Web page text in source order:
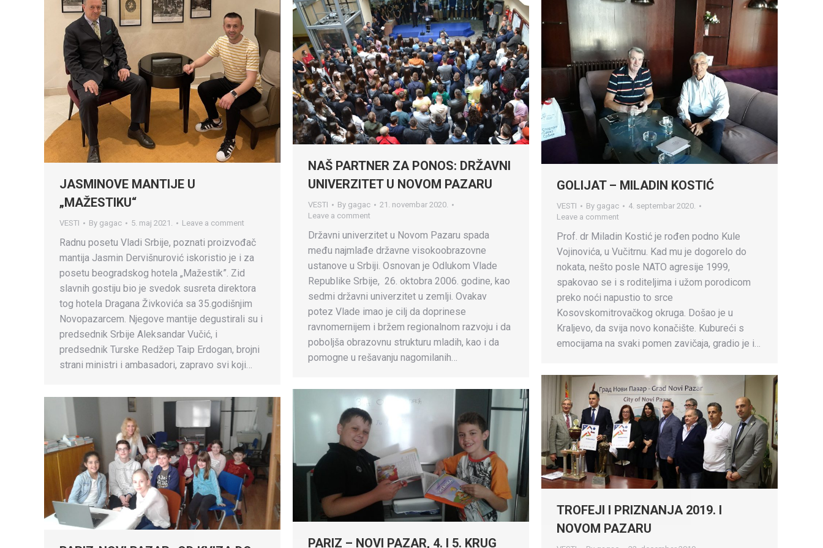
JASMINOVE MANTIJE U
„MAŽESTIKU“
VESTI By gagac 5. maj 2021. Leave a comment
Radnu posetu Vladi Srbije, poznati proizvođač
mantija Jasmin Dervišnurović iskoristio je i za
posetu beogradskog hotela „Mažestik”. Zid
slavnih gostiju bio je svedok susreta direktora
tog hotela Dragana Živkovića sa 35.godišnjim
Novopazarcem. Njegove mantije degustirali su i
predsednik Srbije Aleksandar Vučić, i
predsednik Turske Redžep Taip Erdogan, brojni
strani ministri i ambasadori, zapravo svi koji…
NAŠ PARTNER ZA PONOS: DRŽAVNI
UNIVERZITET U NOVOM PAZARU
VESTI By gagac
21. novembar 2020.
Leave a comment
Državni univerzitet u Novom Pazaru spada
među najmlađe državne visokoobrazovne
ustanove u Srbiji. Osnovan je Odlukom Vlade
Republike Srbije, 26. oktobra 2006. godine, kao
sedmi državni univerzitet u zemlji. Ovakav
potez Vlade imao je cilj da doprinese
ravnomernijem i bržem regionalnom razvoju i da
poboljša obrazovnu strukturu mladih, kao i da
pomogne u rešavanju nagomilanih…
GOLIJAT – MILADIN KOSTIĆ
VESTI By gagac
4. septembar 2020.
Leave a comment
Prof. dr Miladin Kostić je rođen podno Kule
Vojinovića, u Vučitrnu. Kad mu je dogorelo do
nokata, nešto posle NATO agresije 1999,
spakovao se i s roditeljima i užom porodicom
preko noći napustio to srce
Kosovskomitrovačkog okruga. Došao je u
Kraljevo, da svija novo konačište. Kubureći s
emocijama na svaki pomen zavičaja, gradio je i…
TROFEJI I PRIZNANJA 2019. I
NOVOM PAZARU
PARIZ – NOVI PAZAR, 4. I 5. KRUG